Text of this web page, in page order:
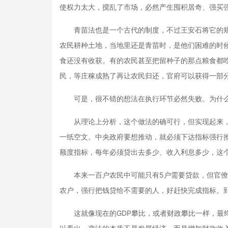
使权力太大，搅乱了市场，必然产生囤积居奇、强买
青苗法也是一个古代的制度，不过王安石将它的
农民耕种土地，当地里还是青苗时，是他们困难的
食还没有收获。有的农民甚至把留种子的那点粮食
民，等庄稼成熟了再让农民归还，官府可以获得一
可是，很不错的想法在执行环节必然失败。为什
从理论上分析，这个做法的确可行，但实现起来
一纸空文。中央政府要想推动，就必须下达指标强
额度指标，每年必须贷出去多少、收入利息多少，这
本来一百户农民中可能只有5户需要贷款，但官僚
农户，强行把钱贷给不需要的人，好赶快完成指标
这就像现在的GDP攀比，或者财政攀比一样，最